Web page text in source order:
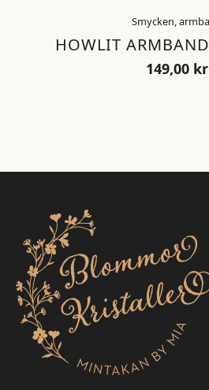
Smycken,
HOWLIT
149,00 kr